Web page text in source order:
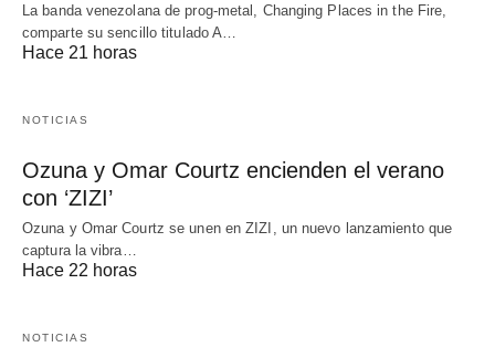
La banda venezolana de prog-metal, Changing Places in the Fire,
comparte su sencillo titulado A…
Hace 21 horas
NOTICIAS
Ozuna y Omar Courtz encienden el verano
con ‘ZIZI’
Ozuna y Omar Courtz se unen en ZIZI, un nuevo lanzamiento que
captura la vibra…
Hace 22 horas
NOTICIAS